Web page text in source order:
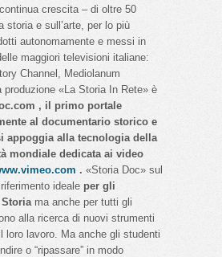
crescita – di oltre 50
storia e sull’arte, per lo più
autonomamente e messi in
maggiori televisioni italiane:
Channel, Mediolanum
produzione «La Storia In Rete» è
, il primo portale
al documentario storico e
appoggia alla tecnologia della
mondiale dedicata ai video
. «Storia Doc» sul
ideale per gli
ma anche per tutti gli
alla ricerca di nuovi strumenti
loro lavoro. Ma anche gli studenti
o “ripassare” in modo